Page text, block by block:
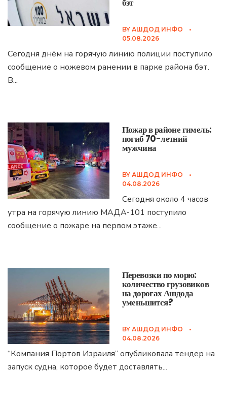
бэт
BY АШДОД ИНФО
•
05.08.2026
Сегодня днём на горячую линию полиции поступило
сообщение о ножевом ранении в парке района бэт.
В...
Пожар в районе гимель:
погиб 70-летний
мужчина
BY АШДОД ИНФО
•
04.08.2026
Сегодня около 4 часов
утра на горячую линию МАДА-101 поступило
сообщение о пожаре на первом этаже...
Перевозки по морю:
количество грузовиков
на дорогах Ашдода
уменьшится?
BY АШДОД ИНФО
•
04.08.2026
“Компания Портов Израиля” опубликовала тендер на
запуск судна, которое будет доставлять...